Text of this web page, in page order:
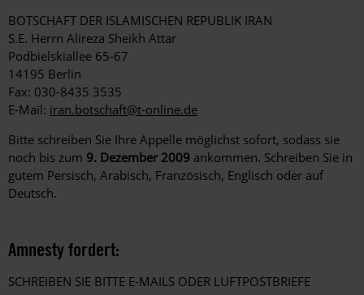
BOTSCHAFT DER ISLAMISCHEN REPUBLIK IRAN
S.E. Herrn Alireza Sheikh Attar
Podbielskiallee 65-67
14195 Berlin
Fax: 030-8435 3535
E-Mail: iran.botschaft@t-online.de
Bitte schreiben Sie Ihre Appelle möglichst sofort, sodass sie
noch bis zum 9. Dezember 2009 ankommen. Schreiben Sie in
gutem Persisch, Arabisch, Französisch, Englisch oder auf
Deutsch.
Amnesty fordert:
SCHREIBEN SIE BITTE E-MAILS ODER LUFTPOSTBRIEFE